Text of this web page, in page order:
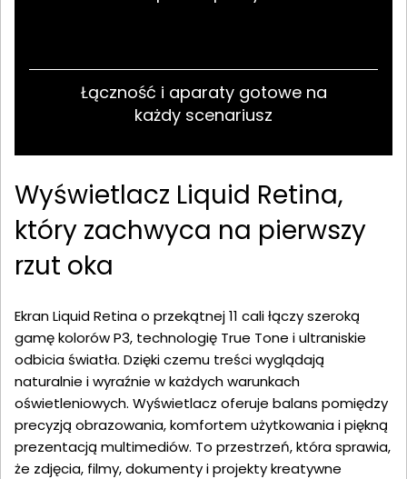
Łączność i aparaty gotowe na
każdy scenariusz
Wyświetlacz Liquid Retina,
który zachwyca na pierwszy
rzut oka
Ekran Liquid Retina o przekątnej 11 cali łączy szeroką
gamę kolorów P3, technologię True Tone i ultraniskie
odbicia światła. Dzięki czemu treści wyglądają
naturalnie i wyraźnie w każdych warunkach
oświetleniowych. Wyświetlacz oferuje balans pomiędzy
precyzją obrazowania, komfortem użytkowania i piękną
prezentacją multimediów. To przestrzeń, która sprawia,
że zdjęcia, filmy, dokumenty i projekty kreatywne